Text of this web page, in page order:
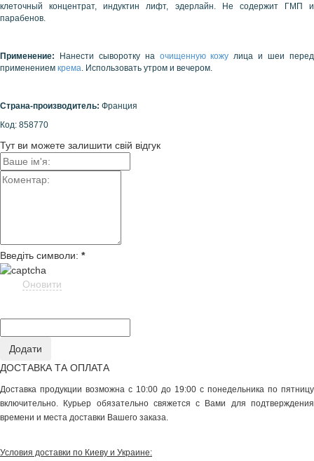
клеточный концентрат, индуктин лифт, эдерлайн. Не содержит ГМП и
парабенов.
Применение: Нанести сыворотку на очищенную кожу лица и шеи перед
применением крема. Использовать утром и вечером.
Страна-производитель: Франция
Код: 858770
Тут ви можете залишити свій відгук
Введіть символи: *
Оновити
ДОСТАВКА ТА ОПЛАТА
Доставка продукции возможна с 10:00 до 19:00 с понедельника по пятницу
включительно. Курьер обязательно свяжется с Вами для подтверждения
времени и места доставки Вашего заказа.
Условия доставки по Киеву и Украине: